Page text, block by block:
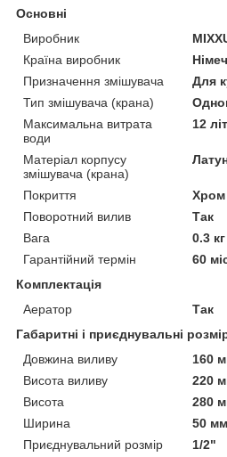
Основні
Виробник
Країна виробник
Призначення змішувача
Для
Тип змішувача (крана)
Максимальна витрата
води
12
Матеріал корпусу
змішувача (крана)
Покриття
Хром
Поворотний вилив
Так
Вага
0.3 кг
Гарантійний термін
60
Комплектація
Аератор
Так
Габаритні і приєднувальні
Довжина виливу
160
Висота виливу
220
Висота
280
Ширина
50 мм
Приєднувальний розмір
1/2"